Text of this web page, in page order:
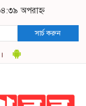
অপরাহ্ন
সার্চ করুন